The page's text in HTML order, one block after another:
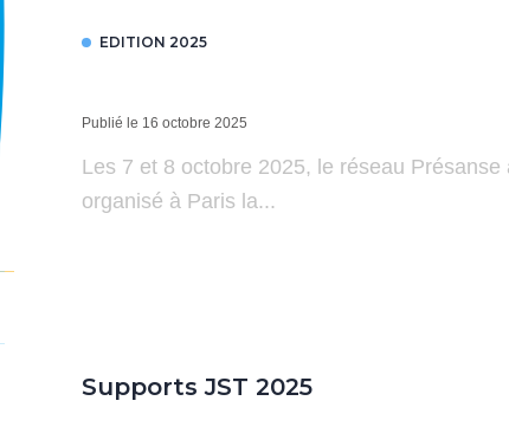
EDITION 2025
Publié le 16 octobre 2025
Les 7 et 8 octobre 2025, le réseau Présanse
organisé à Paris la...
Supports JST 2025